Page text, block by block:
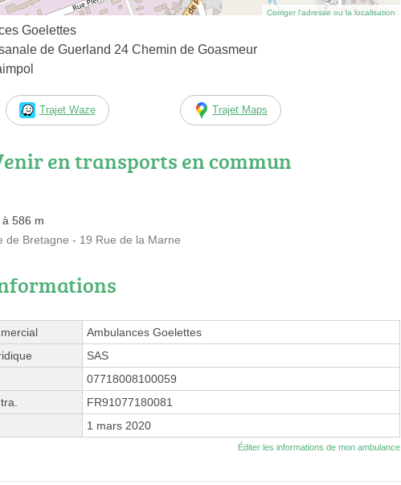
Corriger l’adresse ou la localisation
Goelettes
de Guerland 24 Chemin de Goasmeur
Trajet Waze Trajet Maps
en transports en commun
586 m
de Bretagne - 19 Rue de la Marne
Ambulances Goelettes
SAS
07718008100059
FR91077180081
1 mars 2020
Éditer les informations de mon ambulance